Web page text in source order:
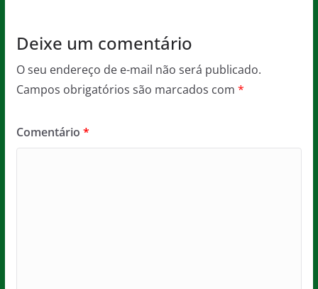
Deixe um comentário
O seu endereço de e-mail não será publicado.
Campos obrigatórios são marcados com *
Comentário *